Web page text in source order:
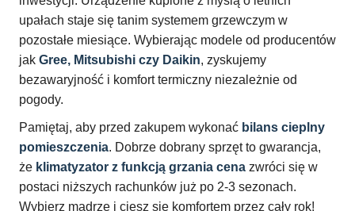
upałach staje się tanim systemem grzewczym w
pozostałe miesiące. Wybierając modele od producentów
jak Gree, Mitsubishi czy Daikin, zyskujemy
bezawaryjność i komfort termiczny niezależnie od
pogody.
Pamiętaj, aby przed zakupem wykonać bilans cieplny
pomieszczenia. Dobrze dobrany sprzęt to gwarancja,
że klimatyzator z funkcją grzania cena zwróci się w
postaci niższych rachunków już po 2-3 sezonach.
Wybierz mądrze i ciesz się komfortem przez cały rok!